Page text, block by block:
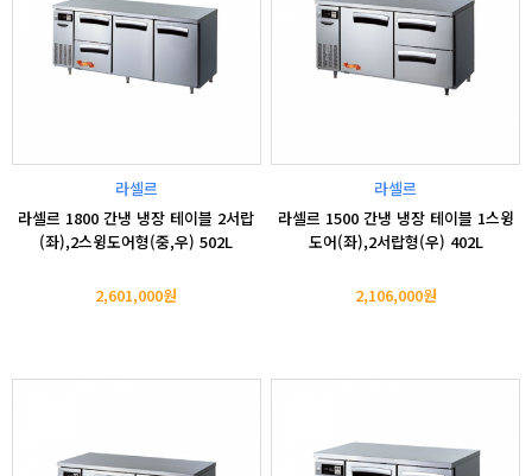
라셀르
라셀르 1800 간냉 냉장 테이블 2서랍
(좌),2스윙도어형(중,우) 502L
2,601,000원
라셀르
라셀르 1500 간냉 냉장 테이블 1스윙
도어(좌),2서랍형(우) 402L
2,106,000원